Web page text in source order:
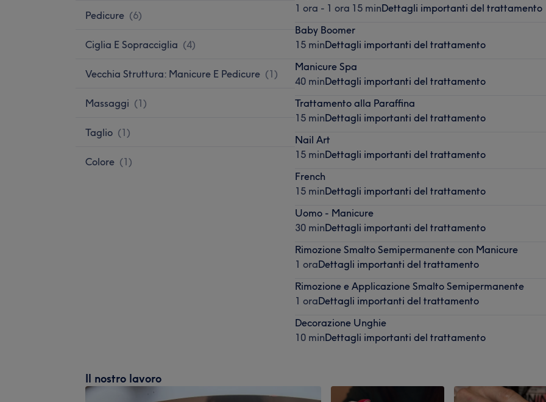
Pedicure (6)
Ciglia E Sopracciglia (4)
Vecchia Struttura: Manicure E Pedicure (1)
Massaggi (1)
Taglio (1)
Colore (1)
1 ora - 1 ora 15 minDettagli importanti del trattamento
Baby Boomer
15 minDettagli importanti del trattamento
Manicure Spa
40 minDettagli importanti del trattamento
Trattamento alla Paraffina
15 minDettagli importanti del trattamento
Nail Art
15 minDettagli importanti del trattamento
French
15 minDettagli importanti del trattamento
Uomo - Manicure
30 minDettagli importanti del trattamento
Rimozione Smalto Semipermanente con Manicure
1 oraDettagli importanti del trattamento
Rimozione e Applicazione Smalto Semipermanente
1 oraDettagli importanti del trattamento
Decorazione Unghie
10 minDettagli importanti del trattamento
Il nostro lavoro